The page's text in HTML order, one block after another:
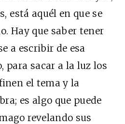
está aquél en que se
Hay que saber tener
a escribir de esa
para sacar a la luz los
el tema y la
es algo que puede
revelando sus